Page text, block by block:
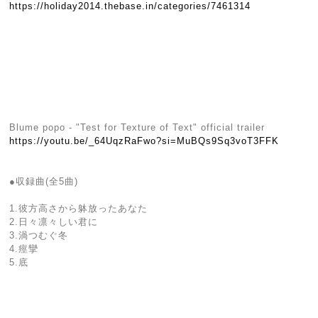
https://holiday2014.thebase.in/categories/7461314
Blume popo - "Test for Texture of Text" official trailer
https://youtu.be/_64UqzRaFwo?si=MuBQs9Sq3voT3FFK
●収録曲(全5曲)
1.彼方高さから躰放ったあなた
2.日々凛々しい君に
3.渦つむぐ冬
4.痙攣
5.底